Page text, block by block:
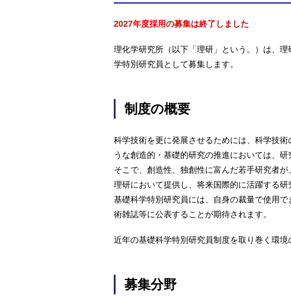
2027年度採用の募集は終了しました
理化学研究所（以下「理研」という。）は、
学特別研究員として募集します。
制度の概要
科学技術を更に発展させるためには、科学技
うな創造的・基礎的研究の推進においては、
そこで、創造性、独創性に富んだ若手研究者
理研において提供し、将来国際的に活躍する
基礎科学特別研究員には、自身の裁量で使用
術雑誌等に公表することが期待されます。
近年の基礎科学特別研究員制度を取り巻く環
募集分野